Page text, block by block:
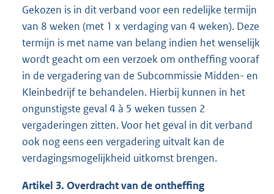
Gekozen is in dit verband voor een redelijke termijn
van 8 weken (met 1 x verdaging van 4 weken). Deze
termijn is met name van belang indien het wenselijk
wordt geacht om een verzoek om ontheffing vooraf
in de vergadering van de Subcommissie Midden- en
Kleinbedrijf te behandelen. Hierbij kunnen in het
ongunstigste geval 4 à 5 weken tussen 2
vergaderingen zitten. Voor het geval in dit verband
ook nog eens een vergadering uitvalt kan de
verdagingsmogelijkheid uitkomst brengen.
Artikel 3. Overdracht van de ontheffing